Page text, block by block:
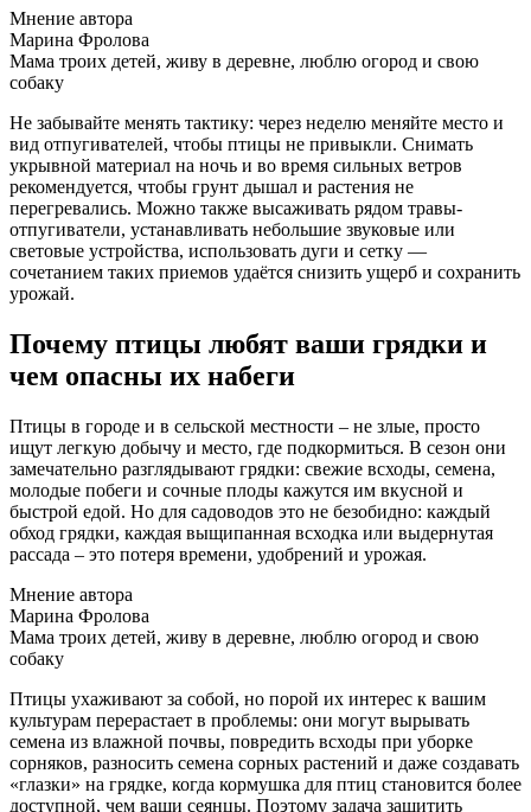
Мнение автора
Марина Фролова
Мама троих детей, живу в деревне, люблю огород и свою
собаку
Не забывайте менять тактику: через неделю меняйте место и
вид отпугивателей, чтобы птицы не привыкли. Снимать
укрывной материал на ночь и во время сильных ветров
рекомендуется, чтобы грунт дышал и растения не
перегревались. Можно также высаживать рядом травы-
отпугиватели, устанавливать небольшие звуковые или
световые устройства, использовать дуги и сетку —
сочетанием таких приемов удаётся снизить ущерб и сохранить
урожай.
Почему птицы любят ваши грядки и
чем опасны их набеги
Птицы в городе и в сельской местности – не злые, просто
ищут легкую добычу и место, где подкормиться. В сезон они
замечательно разглядывают грядки: свежие всходы, семена,
молодые побеги и сочные плоды кажутся им вкусной и
быстрой едой. Но для садоводов это не безобидно: каждый
обход грядки, каждая выщипанная всходка или выдернутая
рассада – это потеря времени, удобрений и урожая.
Мнение автора
Марина Фролова
Мама троих детей, живу в деревне, люблю огород и свою
собаку
Птицы ухаживают за собой, но порой их интерес к вашим
культурам перерастает в проблемы: они могут вырывать
семена из влажной почвы, повредить всходы при уборке
сорняков, разносить семена сорных растений и даже создавать
«глазки» на грядке, когда кормушка для птиц становится более
доступной, чем ваши сеянцы. Поэтому задача защитить